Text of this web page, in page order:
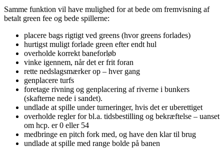
Samme funktion vil have mulighed for at bede om fremvisning af
betalt green fee og bede spillerne:
placere bags rigtigt ved greens (hvor greens forlades)
hurtigst muligt forlade green efter endt hul
overholde korrekt baneforløb
vinke igennem, når det er frit foran
rette nedslagsmærker op – hver gang
genplacere turfs
foretage rivning og genplacering af riverne i bunkers
(skafterne nede i sandet).
undlade at spille under turneringer, hvis det er uberettiget
overholde regler for bl.a. tidsbestilling og bekræftelse – uanset
om hcp. er 0 eller 54
medbringe en pitch fork med, og have den klar til brug
undlade at spille med range bolde på banen